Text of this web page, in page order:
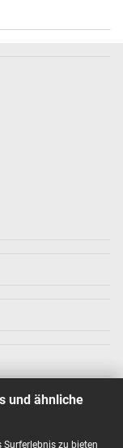
und ähnliche
zu bieten